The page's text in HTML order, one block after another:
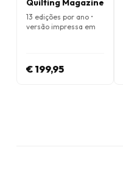
Quilting Magazine
13 edições por ano •
versão impressa em
€ 199,95